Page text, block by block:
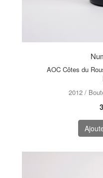
AOC Côtes du
2012 /